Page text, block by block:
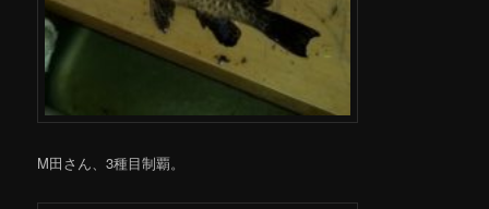
M田さん、3種目制覇。